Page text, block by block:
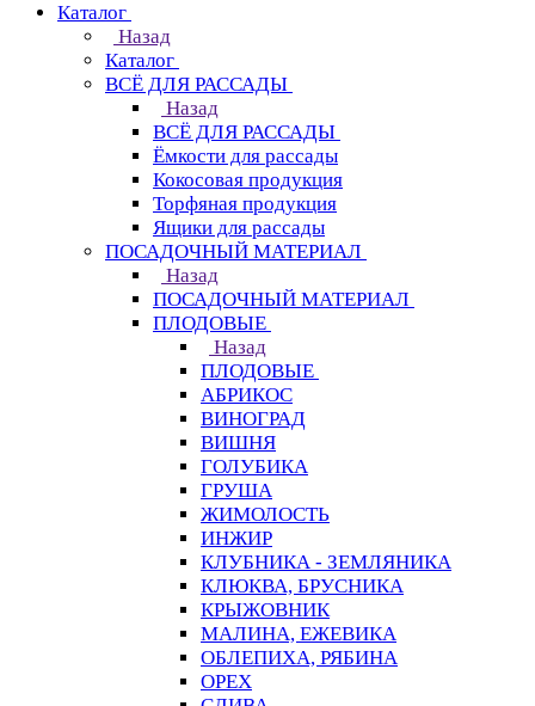
Каталог
Назад
Каталог
ВСЁ ДЛЯ РАССАДЫ
Назад
ВСЁ ДЛЯ РАССАДЫ
Ёмкости для рассады
Кокосовая продукция
Торфяная продукция
Ящики для рассады
ПОСАДОЧНЫЙ МАТЕРИАЛ
Назад
ПОСАДОЧНЫЙ МАТЕРИАЛ
ПЛОДОВЫЕ
Назад
ПЛОДОВЫЕ
АБРИКОС
ВИНОГРАД
ВИШНЯ
ГОЛУБИКА
ГРУША
ЖИМОЛОСТЬ
ИНЖИР
КЛУБНИКА - ЗЕМЛЯНИКА
КЛЮКВА, БРУСНИКА
КРЫЖОВНИК
МАЛИНА, ЕЖЕВИКА
ОБЛЕПИХА, РЯБИНА
ОРЕХ